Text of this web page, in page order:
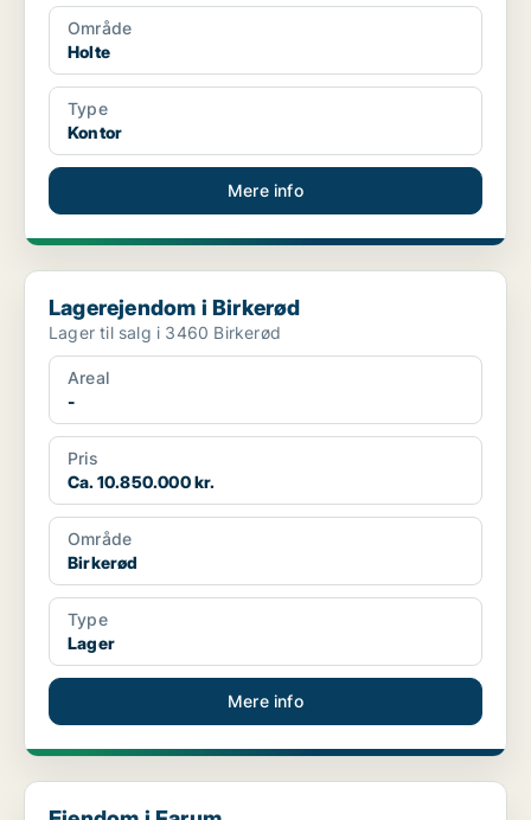
Område
Holte
Type
Kontor
Mere info
Lagerejendom i Birkerød
Lagerejendom i Birkerød
Lager til salg i 3460 Birkerød
Areal
-
Pris
Ca. 10.850.000 kr.
Område
Birkerød
Type
Lager
Mere info
Ejendom i Farum